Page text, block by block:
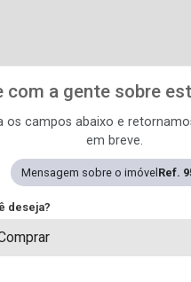
com a gente sobre
os campos abaixo e
em breve.
Mensagem sobre o imóvel Ref.
deseja?